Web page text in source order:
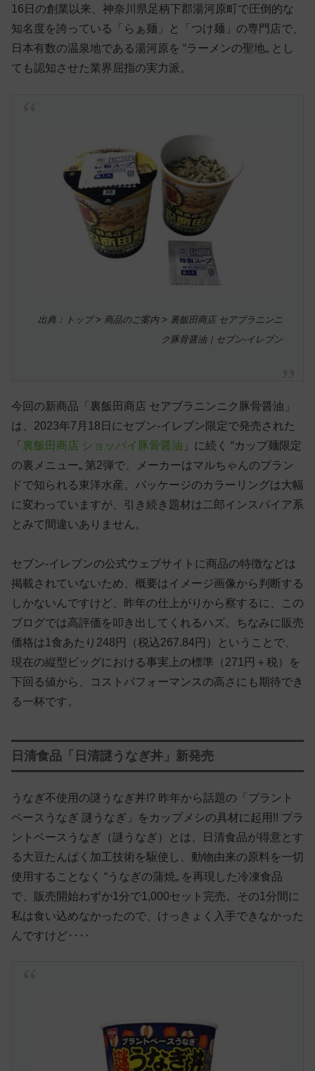
16日の創業以来、神奈川県足柄下郡湯河原町で圧倒的な
知名度を誇っている「らぁ麺」と「つけ麺」の専門店で、
日本有数の温泉地である湯河原を “ラーメンの聖地„ とし
ても認知させた業界屈指の実力派。
出典：トップ > 商品のご案内 > 裏飯田商店 セアブラニンニ
ク豚骨醤油｜セブン-イレブン
今回の新商品「裏飯田商店 セアブラニンニク豚骨醤油」
は、2023年7月18日にセブン-イレブン限定で発売された
「 裏飯田商店 ショッパイ豚骨醤油 」に続く “カップ麺限定
の裏メニュー„ 第2弾で、メーカーはマルちゃんのブラン
ドで知られる東洋水産。パッケージのカラーリングは大幅
に変わっていますが、引き続き題材は二郎インスパイア系
とみて間違いありません。
セブン-イレブンの公式ウェブサイトに商品の特徴などは
掲載されていないため、概要はイメージ画像から判断する
しかないんですけど、昨年の仕上がりから察するに、この
ブログでは高評価を叩き出してくれるハズ。ちなみに販売
価格は1食あたり248円（税込267.84円）ということで、
現在の縦型ビッグにおける事実上の標準（271円＋税）を
下回る値から、コストパフォーマンスの高さにも期待でき
る一杯です。
日清食品「日清謎うなぎ丼」新発売
うなぎ不使用の謎うなぎ丼!? 昨年から話題の「プラント
ベースうなぎ 謎うなぎ」をカップメシの具材に起用!! プラ
ントベースうなぎ（謎うなぎ）とは、日清食品が得意とす
る大豆たんぱく加工技術を駆使し、動物由来の原料を一切
使用することなく “うなぎの蒲焼„ を再現した冷凍食品
で、販売開始わずか1分で1,000セット完売。その1分間に
私は食い込めなかったので、けっきょく入手できなかった
んですけど‥‥